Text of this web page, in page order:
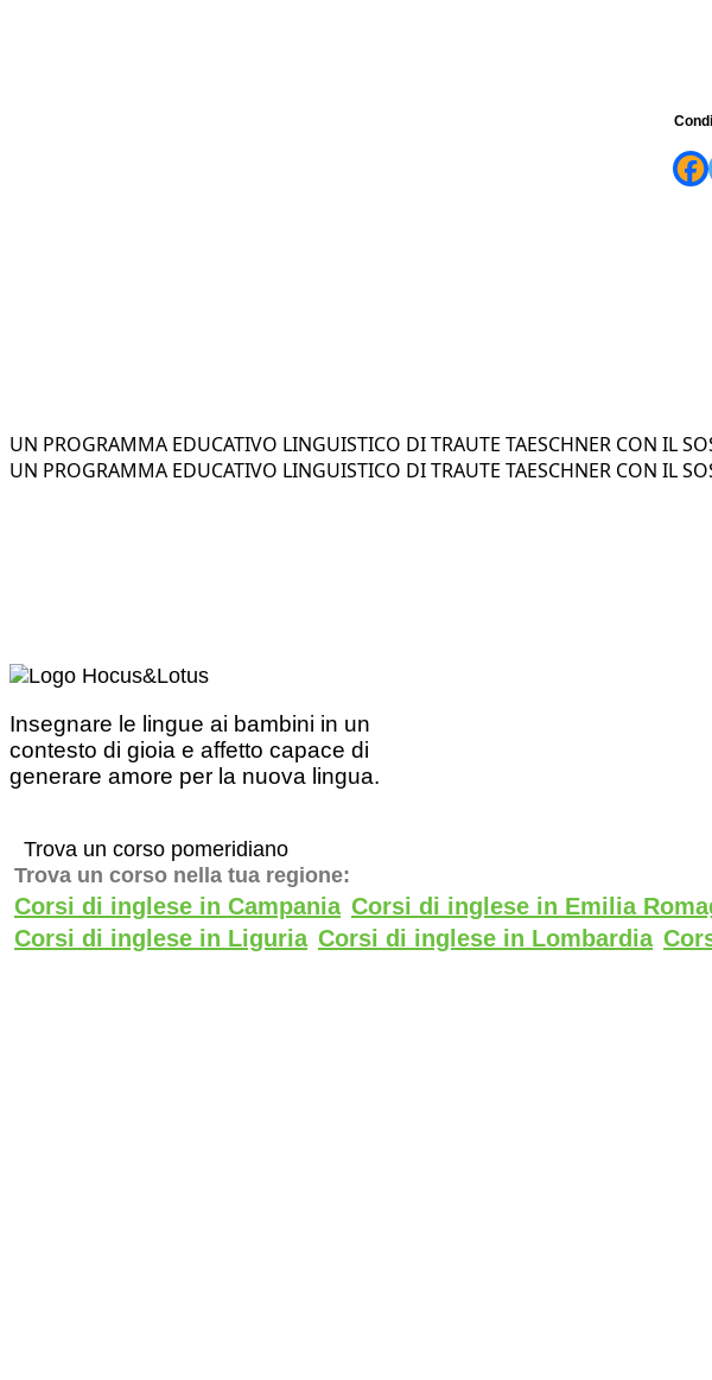
UN PROGRAMMA EDUCATIVO LINGUISTICO DI TRAUTE TAESCHNER CON IL
UN PROGRAMMA EDUCATIVO LINGUISTICO DI TRAUTE TAESCHNER CON IL
Insegnare le lingue ai bambini in un
contesto di gioia e affetto capace di
generare amore per la nuova lingua.
Trova un corso pomeridiano
Trova un corso nella tua regione:
Corsi di inglese in Campania Corsi di inglese in Emilia
Corsi di inglese in Liguria Corsi di inglese in Lombardia